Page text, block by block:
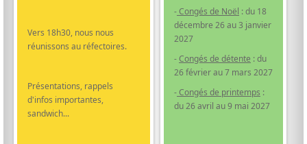
Vers 18h30, nous nous
réunissons au réfectoires.
Présentations, rappels
d'infos importantes,
sandwich...
-Congés de Noël : du 18
décembre 26 au 3 janvier
2027
-Congés de détente : du
26 février au 7 mars 2027
-Congés de printemps :
du 26 avril au 9 mai 2027